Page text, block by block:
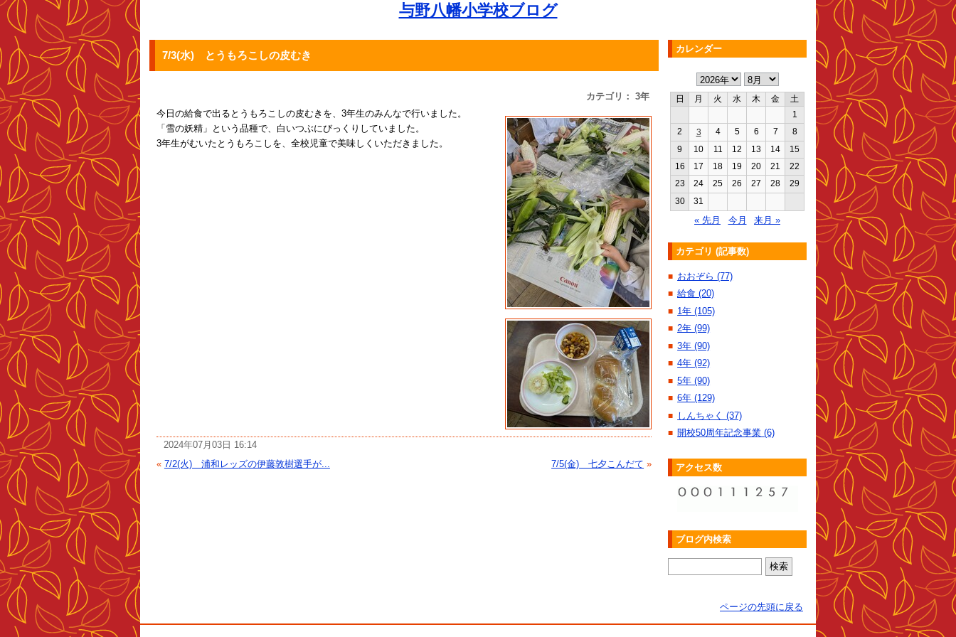
与野八幡小学校ブログ
7/3(水) とうもろこしの皮むき
カテゴリ： 3年
今日の給食で出るとうもろこしの皮むきを、3年生のみんなで行いました。
「雪の妖精」という品種で、白いつぶにびっくりしていました。
3年生がむいたとうもろこしを、全校児童で美味しくいただきました。
2024年07月03日 16:14
« 7/2(火) 浦和レッズの伊藤敦樹選手が... 7/5(金) 七夕こんだて »
カレンダー
日 月 火 水 木 金
土
1
2
3 4 5 6 7
8
9
10 11 12 13 14
15
16
17 18 19 20 21
22
23
24 25 26 27 28
29
30
31
« 先月 今月 来月 »
カテゴリ (記事数)
■ おおぞら (77)
■ 給食 (20)
■ 1年 (105)
■ 2年 (99)
■ 3年 (90)
■ 4年 (92)
■ 5年 (90)
■ 6年 (129)
■ しんちゃく (37)
■ 開校50周年記念事業 (6)
アクセス数
ブログ内検索
ページの先頭に戻る